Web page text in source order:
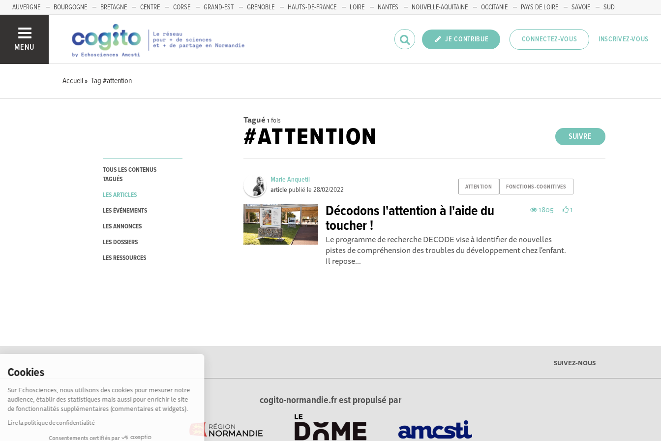
Cookies
Sur Echosciences, nous utilisons des cookies pour mesurer notre
audience, établir des statistiques mais aussi pour enrichir le site
de fonctionnalités supplémentaires (commentaires et widgets).
Lire la politique de confidentialité
Consentements certifiés par
AUVERGNE BOURGOGNE BRETAGNE CENTRE CORSE GRAND-EST GRENOBLE HAUTS-DE-FRANCE LOIRE NANTES NOUVELLE-AQUITAINE OCCITANIE PAYS DE LOIRE SAVOIE SUD
MENU
JE CONTRIBUE CONNECTEZ-VOUS INSCRIVEZ-VOUS
Accueil Tag #attention
TOUS LES CONTENUS
TAGUÉS
LES ARTICLES
LES ÉVÉNEMENTS
LES ANNONCES
LES DOSSIERS
LES RESSOURCES
Tagué 1 fois
SUIVRE
#ATTENTION
ATTENTION FONCTIONS-COGNITIVES
Marie Anquetil
article publié le28/02/2022
1805 1
Décodons l'attention à l'aide du
toucher !
Le programme de recherche DECODE vise à identifier de nouvelles
pistes de compréhension des troubles du développement chez l'enfant.
Il repose...
SUIVEZ-NOUS
cogito-normandie.fr est propulsé par